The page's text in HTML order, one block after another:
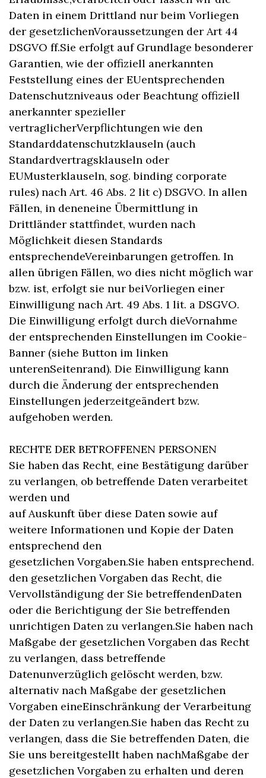
Daten in einem Drittland nur beim Vorliegen
der gesetzlichenVoraussetzungen der Art 44
DSGVO ff.Sie erfolgt auf Grundlage besonderer
Garantien, wie der offiziell anerkannten
Feststellung eines der EUentsprechenden
Datenschutzniveaus oder Beachtung offiziell
anerkannter spezieller
vertraglicherVerpflichtungen wie den
Standarddatenschutzklauseln (auch
Standardvertragsklauseln oder
EUMusterklauseln, sog. binding corporate
rules) nach Art. 46 Abs. 2 lit c) DSGVO. In allen
Fällen, in deneneine Übermittlung in
Drittländer stattfindet, wurden nach
Möglichkeit diesen Standards
entsprechendeVereinbarungen getroffen. In
allen übrigen Fällen, wo dies nicht möglich war
bzw. ist, erfolgt sie nur beiVorliegen einer
Einwilligung nach Art. 49 Abs. 1 lit. a DSGVO.
Die Einwilligung erfolgt durch dieVornahme
der entsprechenden Einstellungen im Cookie-
Banner (siehe Button im linken
unterenSeitenrand). Die Einwilligung kann
durch die Änderung der entsprechenden
Einstellungen jederzeitgeändert bzw.
aufgehoben werden.
RECHTE DER BETROFFENEN PERSONEN
Sie haben das Recht, eine Bestätigung darüber
zu verlangen, ob betreffende Daten verarbeitet
werden und
auf Auskunft über diese Daten sowie auf
weitere Informationen und Kopie der Daten
entsprechend den
gesetzlichen Vorgaben.Sie haben entsprechend.
den gesetzlichen Vorgaben das Recht, die
Vervollständigung der Sie betreffendenDaten
oder die Berichtigung der Sie betreffenden
unrichtigen Daten zu verlangen.Sie haben nach
Maßgabe der gesetzlichen Vorgaben das Recht
zu verlangen, dass betreffende
Datenunverzüglich gelöscht werden, bzw.
alternativ nach Maßgabe der gesetzlichen
Vorgaben eineEinschränkung der Verarbeitung
der Daten zu verlangen.Sie haben das Recht zu
verlangen, dass die Sie betreffenden Daten, die
Sie uns bereitgestellt haben nachMaßgabe der
gesetzlichen Vorgaben zu erhalten und deren